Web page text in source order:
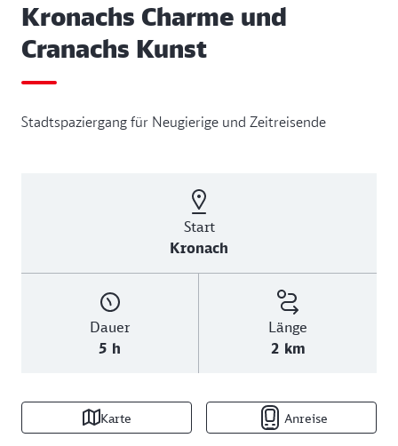
Kronachs Charme und
Cranachs Kunst
Stadtspaziergang für Neugierige und Zeitreisende
Start
Kronach
Dauer
5 h
Länge
2 km
Karte Anreise